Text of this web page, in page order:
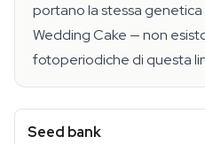
portano la stessa genetica
Wedding Cake — non
fotoperiodiche di questa
Seed bank